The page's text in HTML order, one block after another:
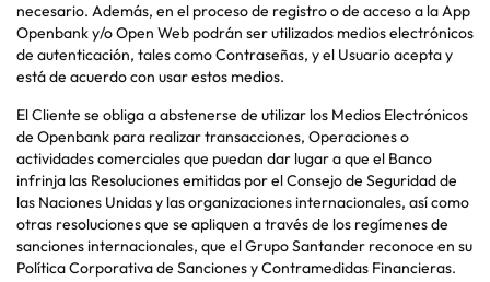
necesario. Además, en el proceso de registro o de acceso a la App
Openbank y/o Open Web podrán ser utilizados medios electrónicos
de autenticación, tales como Contraseñas, y el Usuario acepta y
está de acuerdo con usar estos medios.
El Cliente se obliga a abstenerse de utilizar los Medios Electrónicos
de Openbank para realizar transacciones, Operaciones o
actividades comerciales que puedan dar lugar a que el Banco
infrinja las Resoluciones emitidas por el Consejo de Seguridad de
las Naciones Unidas y las organizaciones internacionales, así como
otras resoluciones que se apliquen a través de los regímenes de
sanciones internacionales, que el Grupo Santander reconoce en su
Política Corporativa de Sanciones y Contramedidas Financieras.